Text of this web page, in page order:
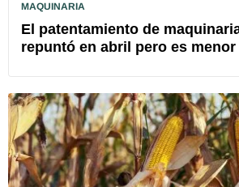
MAQUINARIA
El patentamiento de
repuntó en abril pero es menor